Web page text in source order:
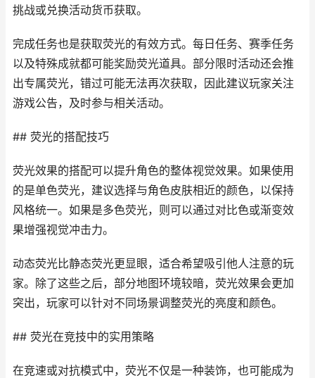
挑战或兑换活动货币获取。
完成任务也是获取荧光的有效方式。每日任务、赛季任务
以及特殊成就都可能奖励荧光道具。部分限时活动还会推
出专属荧光，错过可能无法再次获取，因此建议玩家关注
游戏公告，及时参与相关活动。
## 荧光的搭配技巧
荧光效果的搭配可以提升角色的整体视觉效果。如果使用
的是单色荧光，建议选择与角色皮肤相近的颜色，以保持
风格统一。如果是多色荧光，则可以通过对比色或渐变效
果增强视觉冲击力。
动态荧光比静态荧光更显眼，适合希望吸引他人注意的玩
家。除了这些之后，部分地图环境较暗，荧光效果会更加
突出，玩家可以针对不同场景调整荧光的亮度和颜色。
## 荧光在竞技中的实用策略
在竞速或对抗模式中，荧光不仅是一种装饰，也可能成为